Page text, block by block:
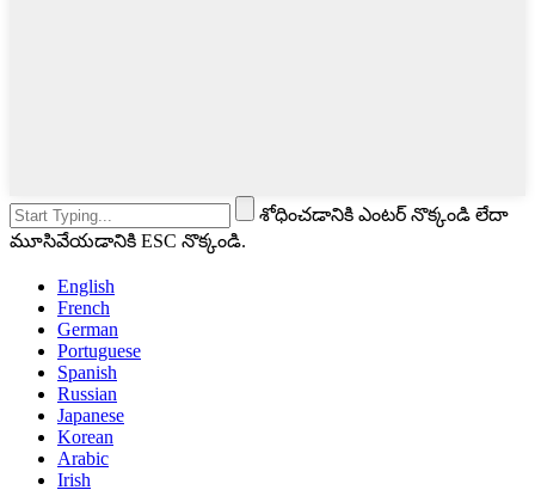
శోధించడానికి ఎంటర్ నొక్కండి లేదా
మూసివేయడానికి ESC నొక్కండి.
English
French
German
Portuguese
Spanish
Russian
Japanese
Korean
Arabic
Irish